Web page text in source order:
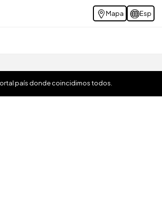
Mapa Esp
país donde coincidimos todos.